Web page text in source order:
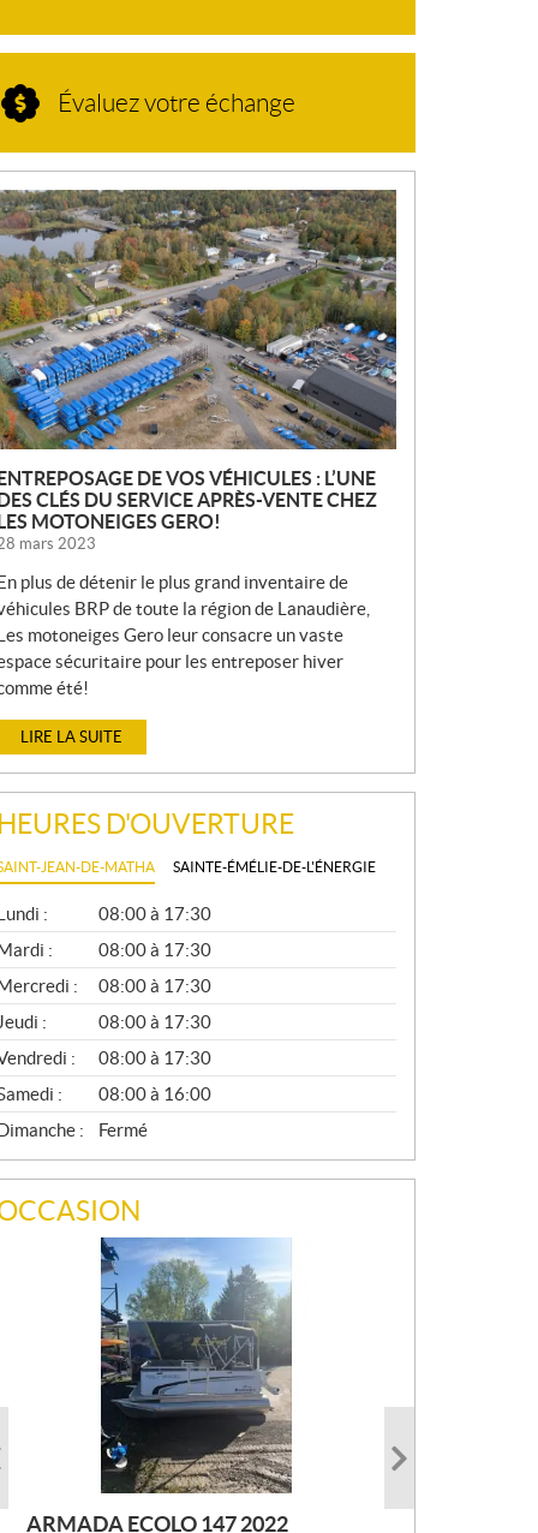
Évaluez votre échange
ENTREPOSAGE DE VOS VÉHICULES : L’UNE
DES CLÉS DU SERVICE APRÈS-VENTE CHEZ
LES MOTONEIGES GERO!
mars 2023
plus de détenir le plus grand inventaire de
BRP de toute la région de Lanaudière,
motoneiges Gero leur consacre un vaste
sécuritaire pour les entreposer hiver
été!
LIRE LA SUITE
HEURES D'OUVERTURE
JEAN-DE-MATHA SAINTE-ÉMÉLIE-DE-L'ÉNERGIE
:
08:00 à 17:30
:
08:00 à 17:30
:
08:00 à 17:30
Jeudi :
08:00 à 17:30
:
08:00 à 17:30
:
08:00 à 16:00
:
Fermé
ARMADA ECOLO 147 2022
PRINCECRAFT SUPER PRO 166
AUTRE FOURWIN 2001